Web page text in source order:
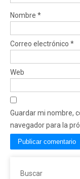
Nombre *
Correo electrónico *
Web
Guardar mi nombre,
navegador para la
Buscar